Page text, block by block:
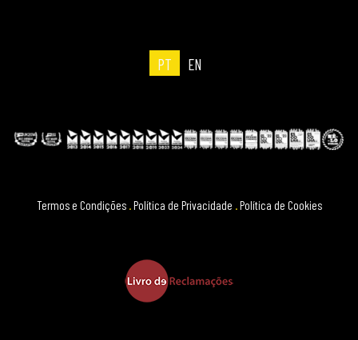
PT EN
Termos e Condições .Política de Privacidade .Política de Cookies